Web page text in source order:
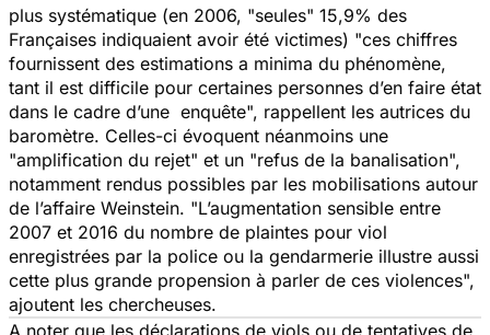
plus systématique (en 2006, "seules" 15,9% des
Françaises indiquaient avoir été victimes) "ces chiffres
fournissent des estimations a minima du phénomène,
tant il est difficile pour certaines personnes d’en faire état
dans le cadre d’une enquête", rappellent les autrices du
baromètre. Celles-ci évoquent néanmoins une
"amplification du rejet" et un "refus de la banalisation",
notamment rendus possibles par les mobilisations autour
de l’affaire Weinstein. "L’augmentation sensible entre
2007 et 2016 du nombre de plaintes pour viol
enregistrées par la police ou la gendarmerie illustre aussi
cette plus grande propension à parler de ces violences",
ajoutent les chercheuses.
A noter que les déclarations de viols ou de tentatives de